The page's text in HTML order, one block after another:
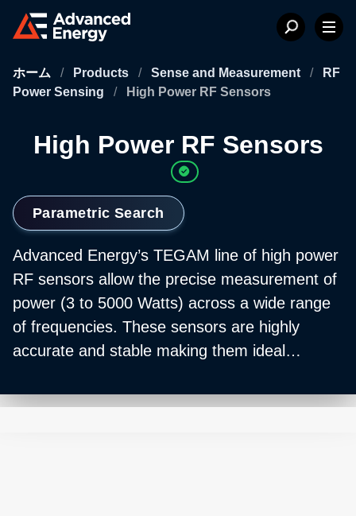
ホーム / Products / Sense and Measurement /
RF
Power Sensing
/ High Power RF Sensors
High Power RF Sensors
Parametric Search
Advanced Energy’s TEGAM line of high power
RF sensors allow the precise measurement of
power (3 to 5000 Watts) across a wide range
of frequencies. These sensors are highly
accurate and stable making them ideal
generators, RF sensors, RF processes, and